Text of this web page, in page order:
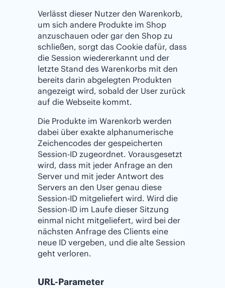
Verlässt dieser Nutzer den Warenkorb,
um sich andere Produkte im Shop
anzuschauen oder gar den Shop zu
schließen, sorgt das Cookie dafür, dass
die Session wiedererkannt und der
letzte Stand des Warenkorbs mit den
bereits darin abgelegten Produkten
angezeigt wird, sobald der User zurück
auf die Webseite kommt.
Die Produkte im Warenkorb werden
dabei über exakte alphanumerische
Zeichencodes der gespeicherten
Session-ID zugeordnet. Vorausgesetzt
wird, dass mit jeder Anfrage an den
Server und mit jeder Antwort des
Servers an den User genau diese
Session-ID mitgeliefert wird. Wird die
Session-ID im Laufe dieser Sitzung
einmal nicht mitgeliefert, wird bei der
nächsten Anfrage des Clients eine
neue ID vergeben, und die alte Session
geht verloren.
URL-Parameter